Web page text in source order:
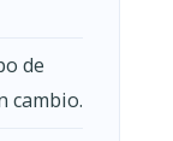
de
cambio.